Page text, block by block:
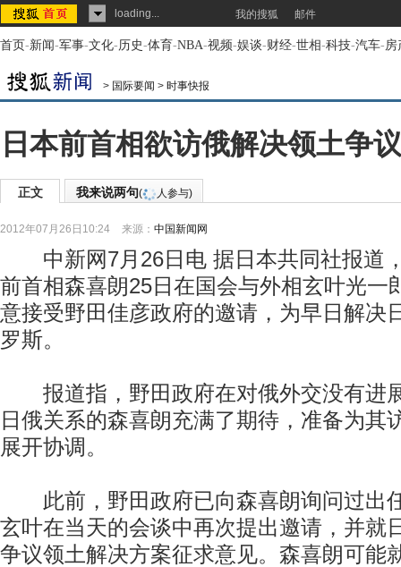
loading... 我的搜狐 邮件
首页-新闻-军事-文化-历史-体育-NBA-视频-娱谈-财经-世相-科技-汽车-房
> 国际要闻 > 时事快报
日本前首相欲访俄解决领土争
正文 我来说两句( 人参与)
2012年07月26日10:24 来源： 中国新闻网
中新网7月26日电 据日本共同社报道
前首相森喜朗25日在国会与外相玄叶光一
意接受野田佳彦政府的邀请，为早日解决
罗斯。
报道指，野田政府在对俄外交没有进
日俄关系的森喜朗充满了期待，准备为其
展开协调。
此前，野田政府已向森喜朗询问过出
玄叶在当天的会谈中再次提出邀请，并就
争议领土解决方案征求意见。森喜朗可能